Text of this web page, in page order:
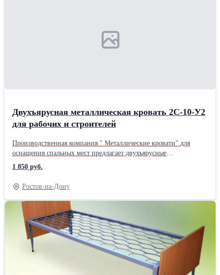
Двухъярусная металлическая кровать 2С-10-У2
для рабочих и строителей
Производственная компания " Металлические кровати" для
оснащения спальных мест предлагает двухъярусные
металлические кровати с двумя усилениями на каждом спальном
месте, кровать артикул 2С-10-У2. Основные параметры кровати:
размер спального места 190*70 см сетка сварная 10*10 см, два
усиления на каждом спальном месте, покраска порошковая, цвет
серый или под заказ белый, синий, коричневый (за
дополнительную плату) По желанию заказчика возможно
изготовление спального места размером 190*80 см, 190*90 см с
использованием сварной сетки с ячейкой 10*5 см и 5*5 см.
Возможна укомплектация кроватей лестницей и ограждением
верхнего яруса. Минимальная партия - 10 кроватей. Самовывоз.
Оказываем помощь в организации доставки по Москве, по
1 850 руб.
Ростов-на-Дону